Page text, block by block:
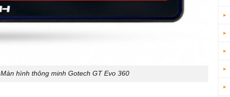
Màn hình thông minh Gotech GT Evo 360